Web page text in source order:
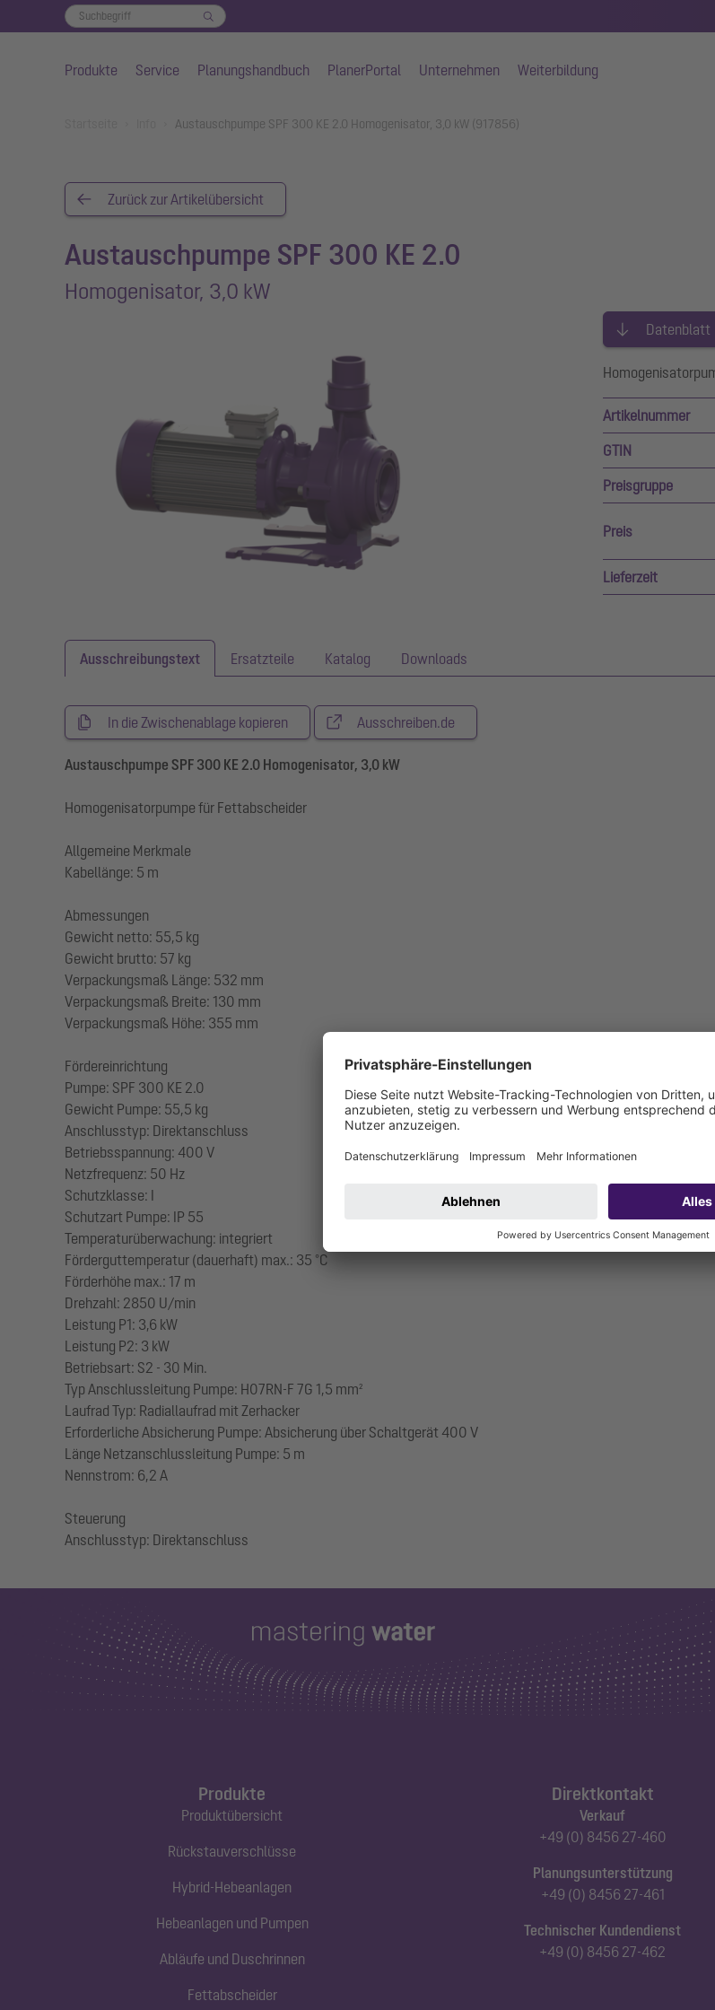
Produkte Service Planungshandbuch PlanerPortal Unternehmen Weiterbildung
Austauschpumpe SPF 300 KE 2.0 Homogenisator, 3,0 kW (917856)
Zurück zur Artikelübersicht
Austauschpumpe SPF 300 KE 2.0
Homogenisator, 3,0 kW
Datenblatt
Artikelnummer
GTIN
Preisgruppe
Preis
Lieferzeit
Ausschreibungstext Ersatzteile Katalog Downloads
In die Zwischenablage kopieren Ausschreiben.de
Austauschpumpe SPF 300 KE 2.0 Homogenisator, 3,0 kW
Homogenisatorpumpe für Fettabscheider
Allgemeine Merkmale
Kabellänge: 5 m
Abmessungen
Gewicht netto: 55,5 kg
Gewicht brutto: 57 kg
Verpackungsmaß Länge: 532 mm
Verpackungsmaß Breite: 130 mm
Verpackungsmaß Höhe: 355 mm
Fördereinrichtung
Pumpe: SPF 300 KE 2.0
Gewicht Pumpe: 55,5 kg
Anschlusstyp: Direktanschluss
Betriebsspannung: 400 V
Netzfrequenz: 50 Hz
Schutzklasse: I
Schutzart Pumpe: IP 55
Temperaturüberwachung: integriert
Förderguttemperatur (dauerhaft) max.: 35 °C
Förderhöhe max.: 17 m
Drehzahl: 2850 U/min
Leistung P1: 3,6 kW
Leistung P2: 3 kW
Betriebsart: S2 - 30 Min.
Typ Anschlussleitung Pumpe: H07RN-F 7G 1,5 mm²
Laufrad Typ: Radiallaufrad mit Zerhacker
Erforderliche Absicherung Pumpe: Absicherung über Schaltgerät 400 V
Länge Netzanschlussleitung Pumpe: 5 m
Nennstrom: 6,2 A
Steuerung
Produkte
Produktübersicht
Rückstauverschlüsse
Hybrid-Hebeanlagen
Hebeanlagen und Pumpen
Abläufe und Duschrinnen
Fettabscheider
Direktkontakt
Verkauf
+49 (0) 8456 27-460
Planungsunterstützung
+49 (0) 8456 27-461
Technischer Kundendienst
+49 (0) 8456 27-462